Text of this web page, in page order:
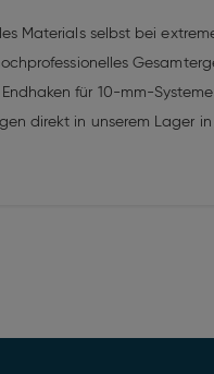
Materials selbst bei
für 10-mm-
direkt in unserem Lager